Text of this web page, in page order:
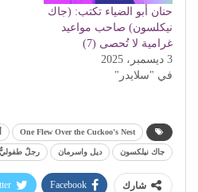
حنان أبو الضياء تكتب: (جاك
نيكلسون) صاحب مواعيد
غرامية لا تُحصى (7)
3 ديسمبر، 2025
في "سلايدر"
One Flew Over the Cuckoo's Nest
جاك نيلكسون ديل واسرمان رجلٌ طفوليٌّ
شارك Facebook